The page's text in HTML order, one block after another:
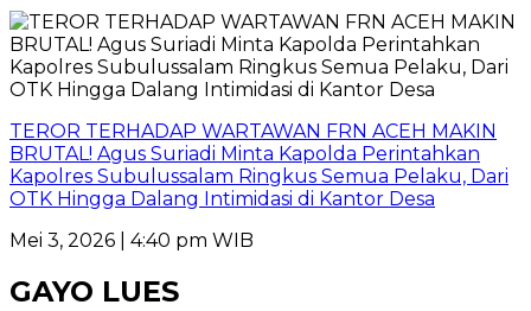
TEROR TERHADAP WARTAWAN FRN ACEH MAKIN
BRUTAL! Agus Suriadi Minta Kapolda Perintahkan
Kapolres Subulussalam Ringkus Semua Pelaku, Dari
OTK Hingga Dalang Intimidasi di Kantor Desa
Mei 3, 2026 | 4:40 pm WIB
GAYO LUES